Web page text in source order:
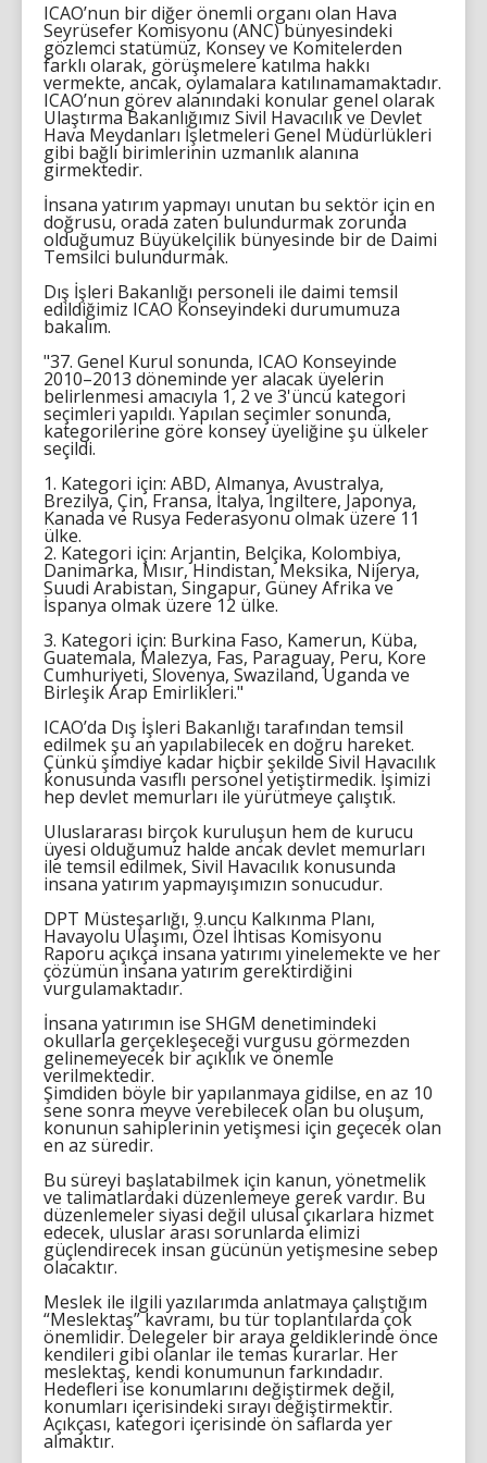
ICAO’nun bir diğer önemli organı olan Hava
Seyrüsefer Komisyonu (ANC) bünyesindeki
gözlemci statümüz, Konsey ve Komitelerden
farklı olarak, görüşmelere katılma hakkı
vermekte, ancak, oylamalara katılınamamaktadır.
ICAO’nun görev alanındaki konular genel olarak
Ulaştırma Bakanlığımız Sivil Havacılık ve Devlet
Hava Meydanları İşletmeleri Genel Müdürlükleri
gibi bağlı birimlerinin uzmanlık alanına
girmektedir.
İnsana yatırım yapmayı unutan bu sektör için en
doğrusu, orada zaten bulundurmak zorunda
olduğumuz Büyükelçilik bünyesinde bir de Daimi
Temsilci bulundurmak.
Dış İşleri Bakanlığı personeli ile daimi temsil
edildiğimiz ICAO Konseyindeki durumumuza
bakalım.
"37. Genel Kurul sonunda, ICAO Konseyinde
2010–2013 döneminde yer alacak üyelerin
belirlenmesi amacıyla 1, 2 ve 3'üncü kategori
seçimleri yapıldı. Yapılan seçimler sonunda,
kategorilerine göre konsey üyeliğine şu ülkeler
seçildi.
1. Kategori için: ABD, Almanya, Avustralya,
Brezilya, Çin, Fransa, İtalya, İngiltere, Japonya,
Kanada ve Rusya Federasyonu olmak üzere 11
ülke.
2. Kategori için: Arjantin, Belçika, Kolombiya,
Danimarka, Mısır, Hindistan, Meksika, Nijerya,
Suudi Arabistan, Singapur, Güney Afrika ve
İspanya olmak üzere 12 ülke.
3. Kategori için: Burkina Faso, Kamerun, Küba,
Guatemala, Malezya, Fas, Paraguay, Peru, Kore
Cumhuriyeti, Slovenya, Swaziland, Uganda ve
Birleşik Arap Emirlikleri."
ICAO’da Dış İşleri Bakanlığı tarafından temsil
edilmek şu an yapılabilecek en doğru hareket.
Çünkü şimdiye kadar hiçbir şekilde Sivil Havacılık
konusunda vasıflı personel yetiştirmedik. İşimizi
hep devlet memurları ile yürütmeye çalıştık.
Uluslararası birçok kuruluşun hem de kurucu
üyesi olduğumuz halde ancak devlet memurları
ile temsil edilmek, Sivil Havacılık konusunda
insana yatırım yapmayışımızın sonucudur.
DPT Müsteşarlığı, 9.uncu Kalkınma Planı,
Havayolu Ulaşımı, Özel İhtisas Komisyonu
Raporu açıkça insana yatırımı yinelemekte ve her
çözümün insana yatırım gerektirdiğini
vurgulamaktadır.
İnsana yatırımın ise SHGM denetimindeki
okullarla gerçekleşeceği vurgusu görmezden
gelinemeyecek bir açıklık ve önemle
verilmektedir.
Şimdiden böyle bir yapılanmaya gidilse, en az 10
sene sonra meyve verebilecek olan bu oluşum,
konunun sahiplerinin yetişmesi için geçecek olan
en az süredir.
Bu süreyi başlatabilmek için kanun, yönetmelik
ve talimatlardaki düzenlemeye gerek vardır. Bu
düzenlemeler siyasi değil ulusal çıkarlara hizmet
edecek, uluslar arası sorunlarda elimizi
güçlendirecek insan gücünün yetişmesine sebep
olacaktır.
Meslek ile ilgili yazılarımda anlatmaya çalıştığım
“Meslektaş” kavramı, bu tür toplantılarda çok
önemlidir. Delegeler bir araya geldiklerinde önce
kendileri gibi olanlar ile temas kurarlar. Her
meslektaş, kendi konumunun farkındadır.
Hedefleri ise konumlarını değiştirmek değil,
konumları içerisindeki sırayı değiştirmektir.
Açıkçası, kategori içerisinde ön saflarda yer
almaktır.